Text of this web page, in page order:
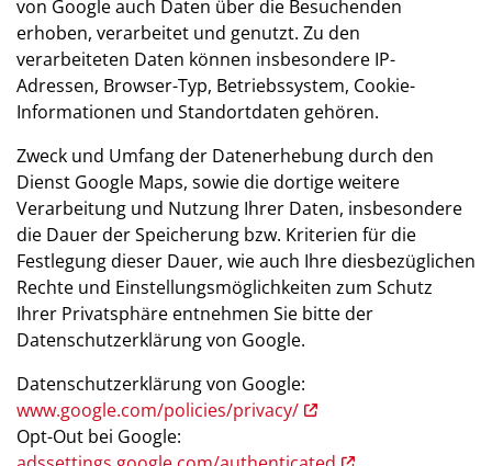
von Google auch Daten über die Besuchenden
erhoben, verarbeitet und genutzt. Zu den
verarbeiteten Daten können insbesondere IP-
Adressen, Browser-Typ, Betriebssystem, Cookie-
Informationen und Standortdaten gehören.
Zweck und Umfang der Datenerhebung durch den
Dienst Google Maps, sowie die dortige weitere
Verarbeitung und Nutzung Ihrer Daten, insbesondere
die Dauer der Speicherung bzw. Kriterien für die
Festlegung dieser Dauer, wie auch Ihre diesbezüglichen
Rechte und Einstellungsmöglichkeiten zum Schutz
Ihrer Privatsphäre entnehmen Sie bitte der
Datenschutzerklärung von Google.
Datenschutzerklärung von Google:
www.google.com/policies/privacy/
Opt-Out bei Google: